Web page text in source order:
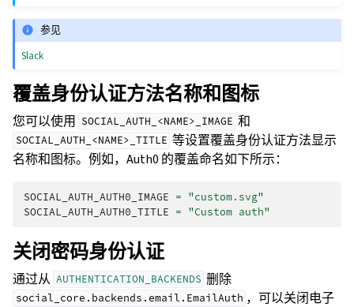
参见
Slack
覆盖身份认证方法名称和图标
您可以使用 SOCIAL_AUTH_<NAME>_IMAGE 和
SOCIAL_AUTH_<NAME>_TITLE 等设置覆盖身份认证方法显示
名称和图标。例如，Auth0 的覆盖命名如下所示：
SOCIAL_AUTH_AUTH0_IMAGE = "custom.svg"
SOCIAL_AUTH_AUTH0_TITLE = "Custom auth"
关闭密码身份认证
通过从 AUTHENTICATION_BACKENDS 删除
social_core.backends.email.EmailAuth ，可以关闭电子